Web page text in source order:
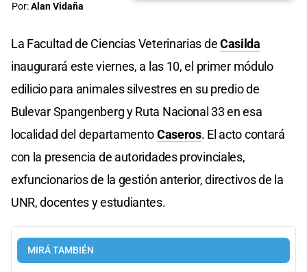
Por:Alan Vidaña
La Facultad de Ciencias Veterinarias deCasilda
inaugurará este viernes, a las 10, el primer módulo
edilicio para animales silvestres en su predio de
Bulevar Spangenberg y Ruta Nacional 33 en esa
localidad del departamentoCaseros. El acto contará
con la presencia de autoridades provinciales,
exfuncionarios de la gestión anterior, directivos de la
UNR, docentes y estudiantes.
MIRÁ TAMBIÉN